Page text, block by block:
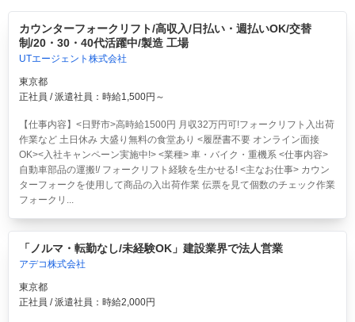
カウンターフォークリフト/高収入/日払い・週払いOK/交替
制/20・30・40代活躍中/製造 工場
UTエージェント株式会社
東京都
正社員 / 派遣社員：時給1,500円～
【仕事内容】<日野市>高時給1500円 月収32万円可!フォークリフト入出荷
作業など 土日休み 大盛り無料の食堂あり <履歴書不要 オンライン面接
OK><入社キャンペーン実施中!> <業種> 車・バイク・重機系 <仕事内容>
自動車部品の運搬!/ フォークリフト経験を生かせる! <主なお仕事> カウン
ターフォークを使用して商品の入出荷作業 伝票を見て個数のチェック作業
フォークリ...
「ノルマ・転勤なし/未経験OK」建設業界で法人営業
アデコ株式会社
東京都
正社員 / 派遣社員：時給2,000円